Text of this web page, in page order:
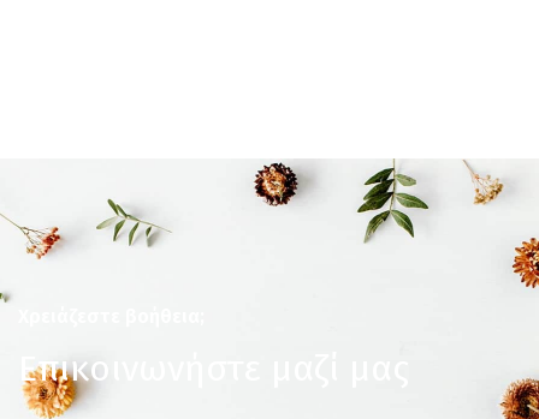
Επικοινωνήστε μαζί μας